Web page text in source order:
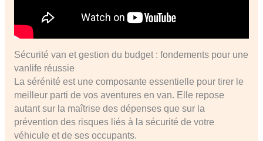
Sécurité van et gestion du budget : fondements pour une
vanlife réussie
La sérénité est une composante essentielle pour tirer le
meilleur parti de vos aventures en van. Elle repose
autant sur la maîtrise des dépenses que sur la
prévention des risques liés à la sécurité de votre
véhicule et de ses occupants.